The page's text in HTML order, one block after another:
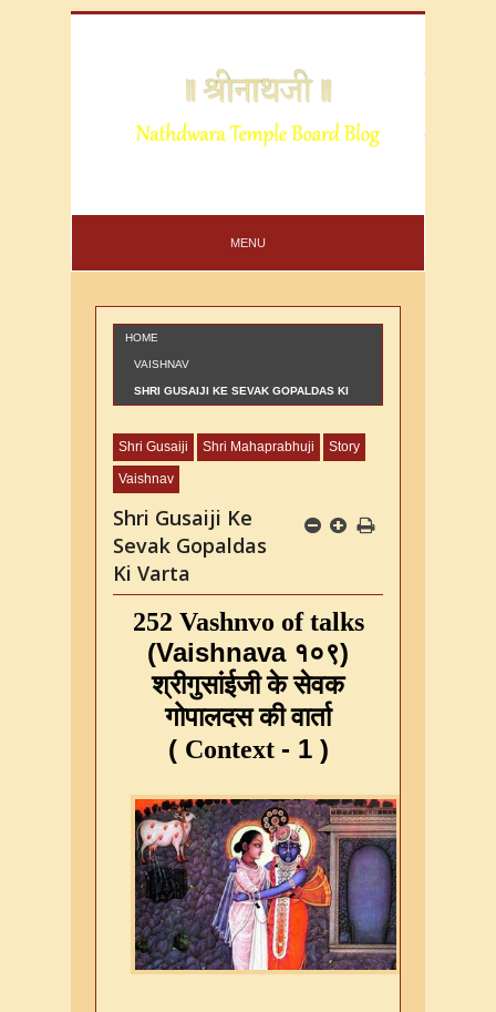
MENU
HOME
VAISHNAV
SHRI GUSAIJI KE SEVAK GOPALDAS KI
Shri Gusaiji Shri Mahaprabhuji Story
Vaishnav
Shri Gusaiji Ke
Sevak Gopaldas
Ki Varta
252 Vashnvo oftalks
(Vaishnava १०९)
श्रीगुसांईजीकेसेवक
गोपालदसकीवार्ता
( Context - 1 )